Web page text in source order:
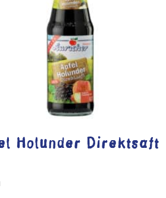
Holunder Direktsaft